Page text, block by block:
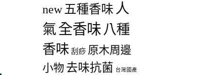
new 五種香味 人
氣全香味 八種
香味 刮痧 原木周邊
小物 去味抗菌 台灣國產